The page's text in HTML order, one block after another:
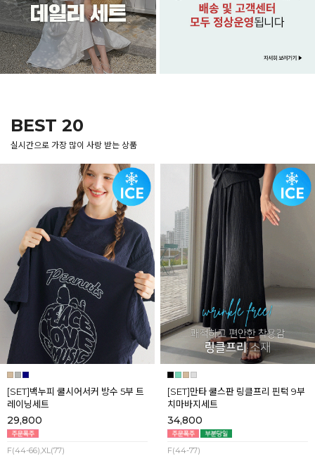
BEST 20
실시간으로 가장 많이 사랑 받는 상품
[SET]백누피 쿨시어서커 방수 5부 트
레이닝세트
29,800
F(44-66),XL(77)
[SET]만타 쿨스판 링클프리 핀턱 9부
치마바지세트
34,800
F(44-77)